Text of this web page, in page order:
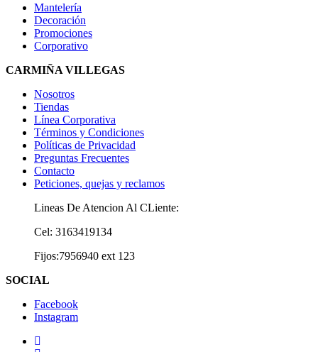
Mantelería
Decoración
Promociones
Corporativo
CARMIÑA VILLEGAS
Nosotros
Tiendas
Línea Corporativa
Términos y Condiciones
Políticas de Privacidad
Preguntas Frecuentes
Contacto
Peticiones, quejas y reclamos
Lineas De Atencion Al CLiente:
Cel: 3163419134
Fijos:7956940 ext 123
SOCIAL
Facebook
Instagram